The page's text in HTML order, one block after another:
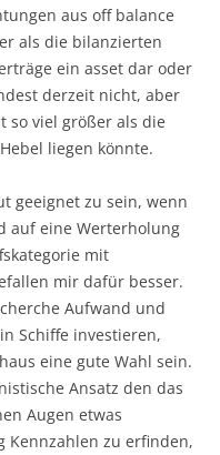
aus off balance
als die bilanzierten
ein asset dar oder
derzeit nicht, aber
so viel größer als die
liegen könnte.
geeignet zu sein, wenn
auf eine Werterholung
mit
mir dafür besser.
Aufwand und
Schiffe investieren,
eine gute Wahl sein.
Ansatz den das
Augen etwas
Kennzahlen zu erfinden,